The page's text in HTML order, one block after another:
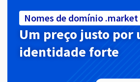
Nomes de domínio .market
Um preço justo por
identidade forte